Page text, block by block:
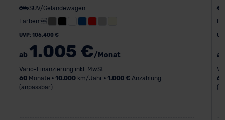
SUV/Geländewagen
Farben:
UVP: 106.400 €
ab 1.005 €/Monat
Vario-Finanzierung inkl. MwSt.
60Monate • 10.000km/Jahr • 1.000 €Anzahlung
(anpassbar)
60